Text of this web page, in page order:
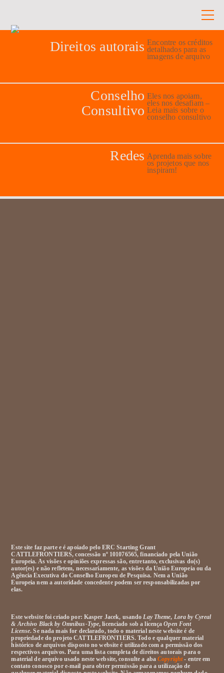
Direitos autorais Encontre os créditos
detalhados para as
imagens de arquivo
Conselho
Consultivo
Eles nos apoiam,
eles nos desafiam –
Leia mais sobre o
conselho consultivo
Redes Aprenda mais sobre
os projetos que nos
inspiram!
Este site faz parte e é apoiado pelo ERC Starting Grant
CATTLEFRONTIERS, concessão nº 101076565, financiado pela União
Europeia. As visões e opiniões expressas são, entretanto, exclusivas do(s)
autor(es) e não refletem, necessariamente, as visões da União Europeia ou da
Agência Executiva do Conselho Europeu de Pesquisa. Nem a União
Europeia nem a autoridade concedente podem ser responsabilizadas por
elas.
Este website foi criado por: Kasper Jacek, usando Lay Theme, Lora by Cyreal
& Archivo Black by Omnibus-Type, licenciado sob a licençaOpen Font
License. Se nada mais for declarado, todo o material neste website é de
propriedade do projeto CATTLEFRONTIERS. Todo e qualquer material
histórico de arquivos disposto no website é utilizado com a permissão dos
respectivos arquivos. Para uma lista completa de direitos autorais para o
material de arquivo usado neste website, consulte a abaCopyright- entre em
contato conosco por e-mail para obter permissão para a utilização de